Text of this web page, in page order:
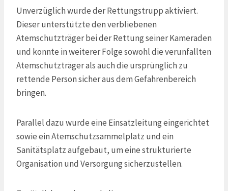
Unverzüglich wurde der Rettungstrupp aktiviert.
Dieser unterstützte den verbliebenen
Atemschutzträger bei der Rettung seiner Kameraden
und konnte in weiterer Folge sowohl die verunfallten
Atemschutzträger als auch die ursprünglich zu
rettende Person sicher aus dem Gefahrenbereich
bringen.
Parallel dazu wurde eine Einsatzleitung eingerichtet
sowie ein Atemschutzsammelplatz und ein
Sanitätsplatz aufgebaut, um eine strukturierte
Organisation und Versorgung sicherzustellen.